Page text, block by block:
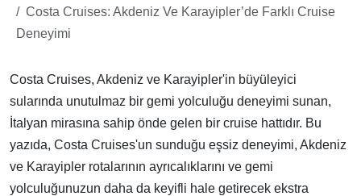
Costa Cruises: Akdeniz Ve Karayipler’de Farklı Cruise
Deneyimi
Costa Cruises, Akdeniz ve Karayipler'in büyüleyici
sularında unutulmaz bir gemi yolculuğu deneyimi sunan,
İtalyan mirasına sahip önde gelen bir cruise hattıdır. Bu
yazıda, Costa Cruises'un sunduğu eşsiz deneyimi, Akdeniz
ve Karayipler rotalarının ayrıcalıklarını ve gemi
yolculuğunuzun daha da keyifli hale getirecek ekstra